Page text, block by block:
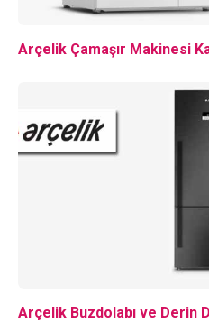
Arçelik Çamaşır Makinesi
Arçelik Buzdolabı ve Derin